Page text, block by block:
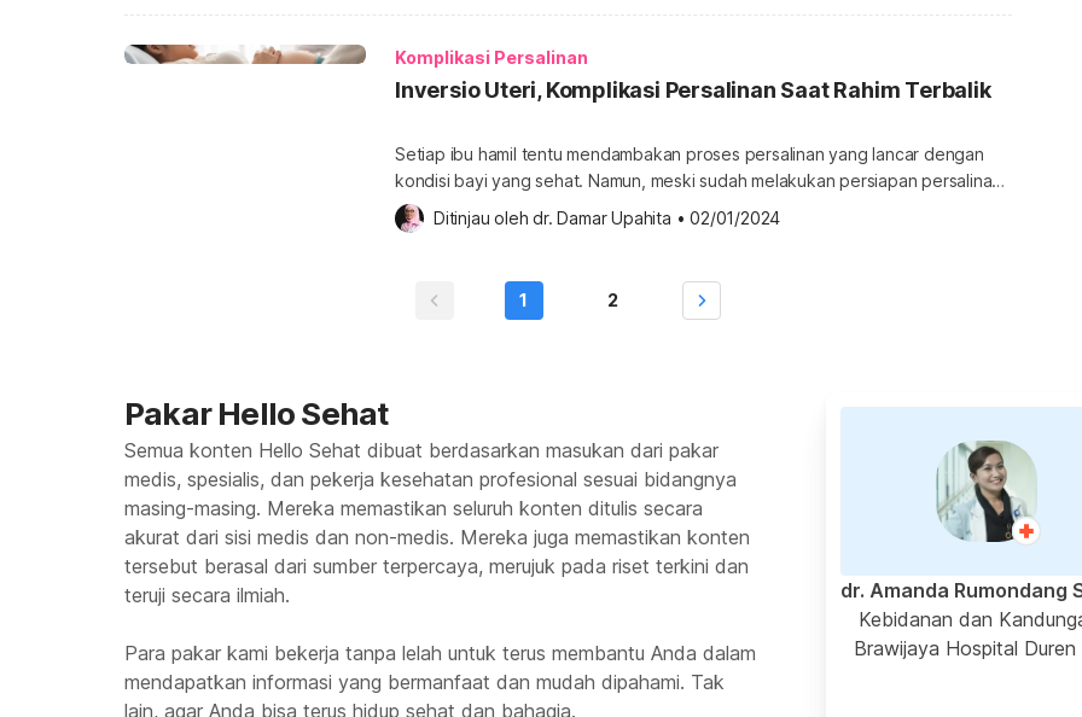
penjelasan berikut. Apa itu prolaps tali pusat? Prolaps tali pusat atau umbilical
Komplikasi Persalinan
Inversio Uteri, Komplikasi Persalinan Saat Rahim Terbalik
Setiap ibu hamil tentu mendambakan proses persalinan yang lancar dengan
kondisi bayi yang sehat. Namun, meski sudah melakukan persiapan persalinan,
tidak menutup kemungkinan bahwa proses ini menimbulkan komplikasi,
misalnya inversio uteri. Apa itu inversio uteri? Apakah kondisi ini
jawabanya. Apa itu inversio uteri? Uterine inversion atau inversio uteri adalah
Ditinjau oleh dr. Damar Upahita • 02/01/2024
1 2
Pakar Hello Sehat
Semua konten Hello Sehat dibuat berdasarkan masukan dari pakar
medis, spesialis, dan pekerja kesehatan profesional sesuai bidangnya
masing-masing. Mereka memastikan seluruh konten ditulis secara
akurat dari sisi medis dan non-medis. Mereka juga memastikan konten
tersebut berasal dari sumber terpercaya, merujuk pada riset terkini dan
teruji secara ilmiah.
Para pakar kami bekerja tanpa lelah untuk terus membantu Anda dalam
mendapatkan informasi yang bermanfaat dan mudah dipahami. Tak
lain, agar Anda bisa terus hidup sehat dan bahagia.
dr. Amanda Rumondang
Kebidanan dan
Brawijaya Hospital Duren